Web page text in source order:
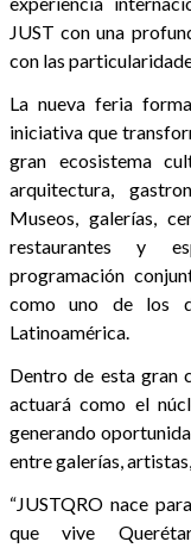
JUST con una
con las
La nueva feria
iniciativa que
gran ecosistema
arquitectura,
Museos, galerías,
restaurantes y
programación
como uno de los
Latinoamérica.
Dentro de esta gran
actuará como el
generando
entre galerías,
“JUSTQRO nace
que vive